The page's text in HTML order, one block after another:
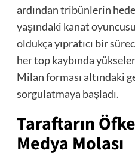
ardından tribünlerin
yaşındaki kanat
oldukça yıpratıcı bir
her top kaybında
Milan forması altındaki
sorgulatmaya başladı.
Taraftarın
Medya Molası